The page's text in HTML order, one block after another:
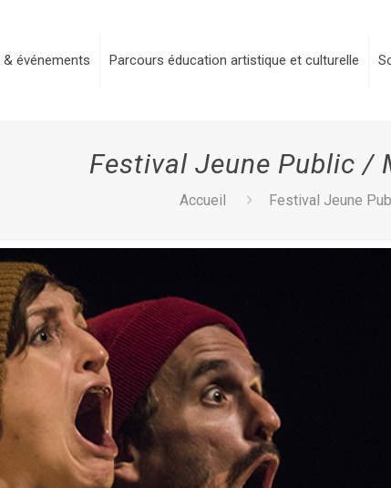
événements Parcours éducation artistique et culturelle
Festival Jeune Public /
Accueil Festival Jeune